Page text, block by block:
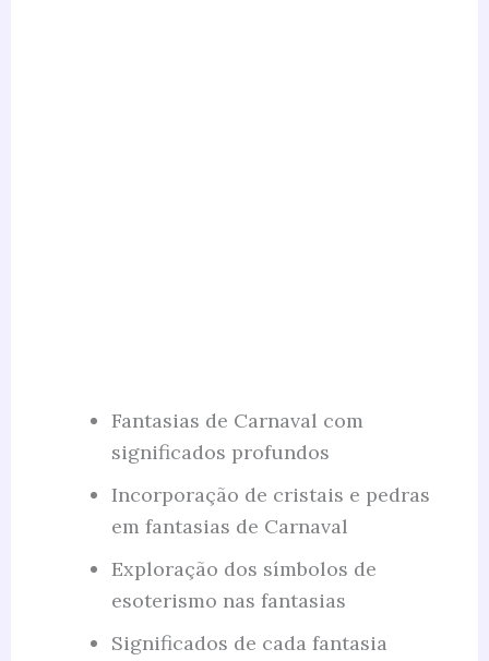
Fantasias de Carnaval com
significados profundos
Incorporação de cristais e pedras
em fantasias de Carnaval
Exploração dos símbolos de
esoterismo nas fantasias
Significados de cada fantasia